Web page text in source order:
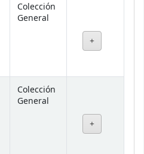
Colección
General
Colección
General